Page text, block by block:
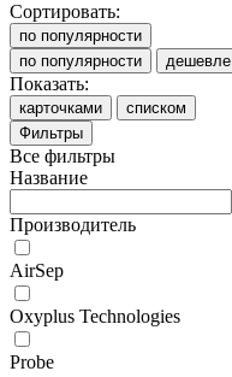
Сортировать:
по популярности
по популярности
дешевле
Показать:
карточками
списком
Фильтры
Все фильтры
Название
Производитель
AirSep
Oxyplus Technologies
Probe